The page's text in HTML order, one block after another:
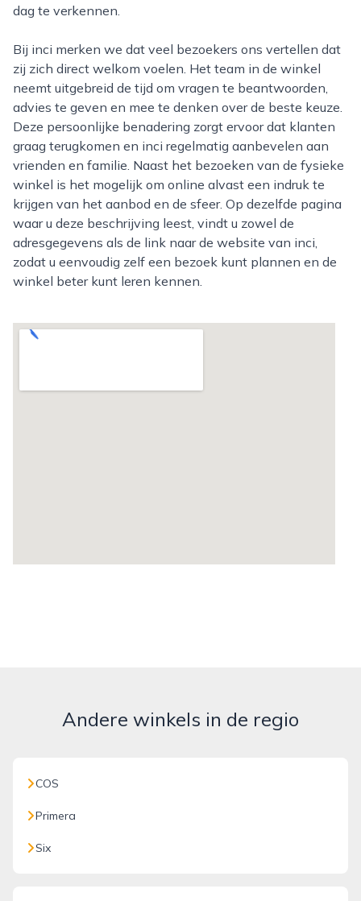
dag te verkennen.
Bij inci merken we dat veel bezoekers ons vertellen dat
zij zich direct welkom voelen. Het team in de winkel
neemt uitgebreid de tijd om vragen te beantwoorden,
advies te geven en mee te denken over de beste keuze.
Deze persoonlijke benadering zorgt ervoor dat klanten
graag terugkomen en inci regelmatig aanbevelen aan
vrienden en familie. Naast het bezoeken van de fysieke
winkel is het mogelijk om online alvast een indruk te
krijgen van het aanbod en de sfeer. Op dezelfde pagina
waar u deze beschrijving leest, vindt u zowel de
adresgegevens als de link naar de website van inci,
zodat u eenvoudig zelf een bezoek kunt plannen en de
winkel beter kunt leren kennen.
Andere winkels in de regio
COS
Primera
Six